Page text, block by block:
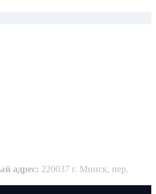
адрес: 220037 г. Минск, пер.